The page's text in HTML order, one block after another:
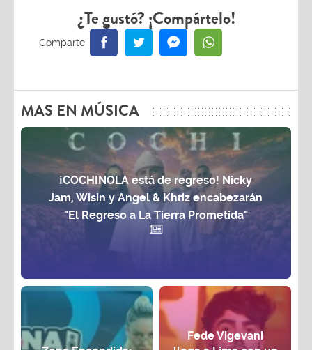
¿Te gustó? ¡Compártelo!
MAS EN MÚSICA
¡COCHINOLA está de regreso! Nicky
Jam, Wisin y Angel & Khriz encabezarán
"El Regreso a La Tierra Prometida"
Fede Vigevani